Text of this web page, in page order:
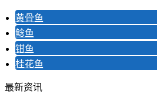
黄骨鱼
鲶鱼
钳鱼
桂花鱼
最新资讯